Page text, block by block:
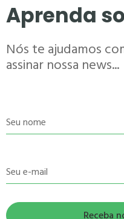
Aprenda
Nós te ajudamos
assinar nossa news...
Seu nome
Seu e-mail